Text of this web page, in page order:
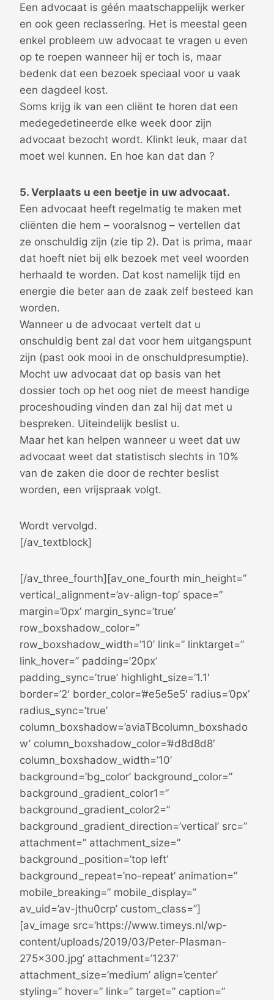
Een advocaat is géén maatschappelijk werker
en ook geen reclassering. Het is meestal geen
enkel probleem uw advocaat te vragen u even
op te roepen wanneer hij er toch is, maar
bedenk dat een bezoek speciaal voor u vaak
een dagdeel kost.
Soms krijg ik van een cliënt te horen dat een
medegedetineerde elke week door zijn
advocaat bezocht wordt. Klinkt leuk, maar dat
moet wel kunnen. En hoe kan dat dan ?
5. Verplaats u een beetje in uw advocaat.
Een advocaat heeft regelmatig te maken met
cliënten die hem – vooralsnog – vertellen dat
ze onschuldig zijn (zie tip 2). Dat is prima, maar
dat hoeft niet bij elk bezoek met veel woorden
herhaald te worden. Dat kost namelijk tijd en
energie die beter aan de zaak zelf besteed kan
worden.
Wanneer u de advocaat vertelt dat u
onschuldig bent zal dat voor hem uitgangspunt
zijn (past ook mooi in de onschuldpresumptie).
Mocht uw advocaat dat op basis van het
dossier toch op het oog niet de meest handige
proceshouding vinden dan zal hij dat met u
bespreken. Uiteindelijk beslist u.
Maar het kan helpen wanneer u weet dat uw
advocaat weet dat statistisch slechts in 10%
van de zaken die door de rechter beslist
worden, een vrijspraak volgt.
Wordt vervolgd.
[/av_textblock]
[/av_three_fourth][av_one_fourth min_height=”
vertical_alignment=’av-align-top’ space=”
margin=’0px’ margin_sync=’true’
row_boxshadow_color=”
row_boxshadow_width=’10’ link=” linktarget=”
link_hover=” padding=’20px’
padding_sync=’true’ highlight_size=’1.1′
border=’2′ border_color=’#e5e5e5′ radius=’0px’
radius_sync=’true’
column_boxshadow=’aviaTBcolumn_boxshado
w’ column_boxshadow_color=’#d8d8d8′
column_boxshadow_width=’10’
background=’bg_color’ background_color=”
background_gradient_color1=”
background_gradient_color2=”
background_gradient_direction=’vertical’ src=”
attachment=” attachment_size=”
background_position=’top left’
background_repeat=’no-repeat’ animation=”
mobile_breaking=” mobile_display=”
av_uid=’av-jthu0crp’ custom_class=”]
[av_image src=’https://www.timeys.nl/wp-
content/uploads/2019/03/Peter-Plasman-
275×300.jpg’ attachment=’1237′
attachment_size=’medium’ align=’center’
styling=” hover=” link=” target=” caption=”